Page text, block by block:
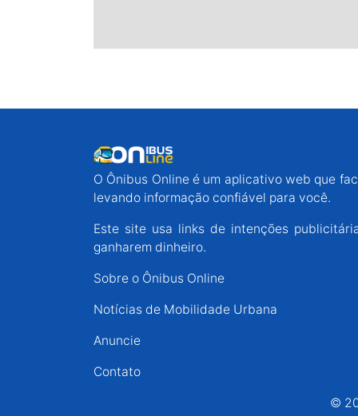
O Ônibus Online é um aplicativo web que
levando informação confiável para você.
Este site usa links de intenções
ganharem dinheiro.
Sobre o Ônibus Online
Notícias de Mobilidade Urbana
Anuncie
Contato
©